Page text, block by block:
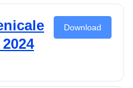
Download